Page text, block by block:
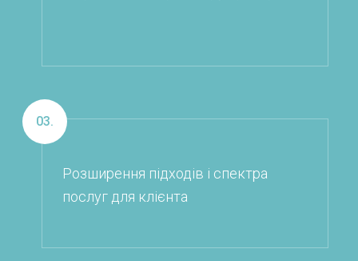
03.
Розширення підходів і спектра
послуг для клієнта